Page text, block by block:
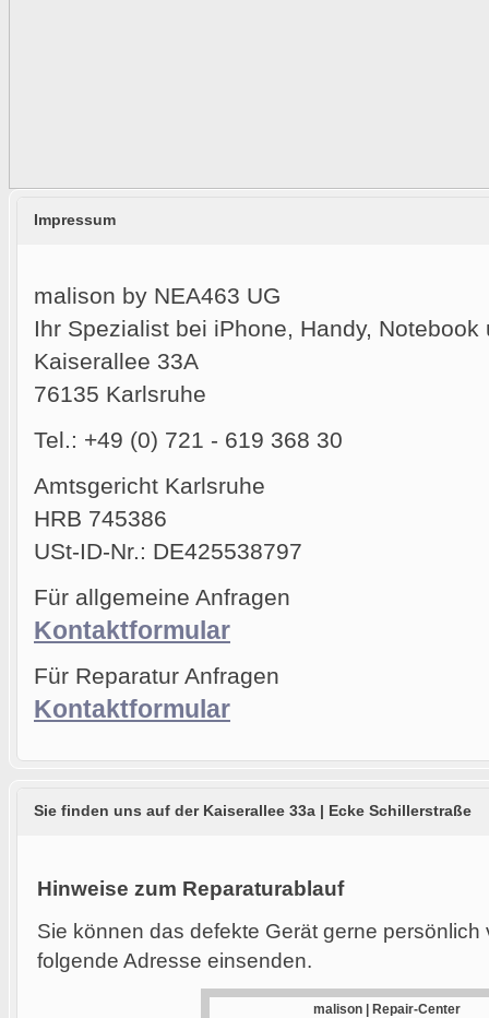
Impressum
malison by NEA463 UG
Ihr Spezialist bei iPhone, Handy, Notebook
Kaiserallee 33A
76135 Karlsruhe
Tel.: +49 (0) 721 - 619 368 30
Amtsgericht Karlsruhe
HRB 745386
USt-ID-Nr.: DE425538797
Für allgemeine Anfragen
Kontaktformular
Für Reparatur Anfragen
Kontaktformular
Sie finden uns auf der Kaiserallee 33a | Ecke Schillerstraße
Hinweise zum Reparaturablauf
Sie können das defekte Gerät gerne
folgende Adresse einsenden.
malison | Repair-Center